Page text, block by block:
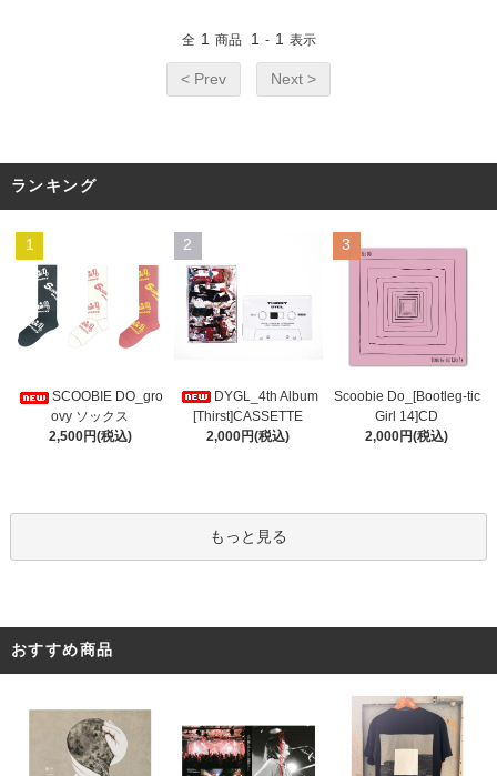
全 1 商品 1 - 1 表示
< Prev Next >
ランキング
1
SCOOBIE DO_gro
ovy ソックス
2,500円(税込)
2
DYGL_4th Album
[Thirst]CASSETTE
2,000円(税込)
3
Scoobie Do_[Bootleg-tic
Girl 14]CD
2,000円(税込)
もっと見る
おすすめ商品